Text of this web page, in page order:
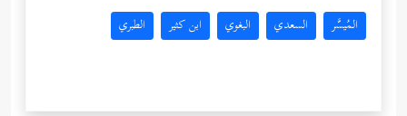
المُيسَّر السعدي البغوي ابن كثير الطبري